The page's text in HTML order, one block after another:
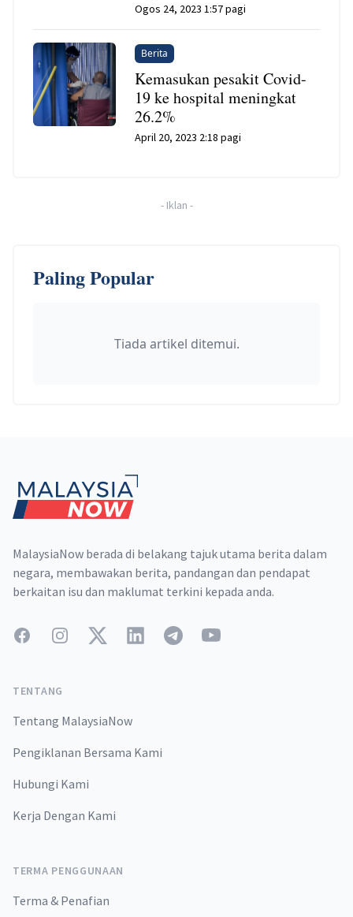
Ogos 24, 2023 1:57 pagi
Berita
Kemasukan pesakit Covid-
19 ke hospital meningkat
26.2%
April 20, 2023 2:18 pagi
- Iklan -
Paling Popular
Tiada artikel ditemui.
MalaysiaNow berada di belakang tajuk utama berita dalam
negara, membawakan berita, pandangan dan pendapat
berkaitan isu dan maklumat terkini kepada anda.
FacebookInstagramTwitterLinkedInTelegramYouTube
TENTANG
Tentang MalaysiaNow
Pengiklanan Bersama Kami
Hubungi Kami
Kerja Dengan Kami
TERMA PENGGUNAAN
Terma & Penafian